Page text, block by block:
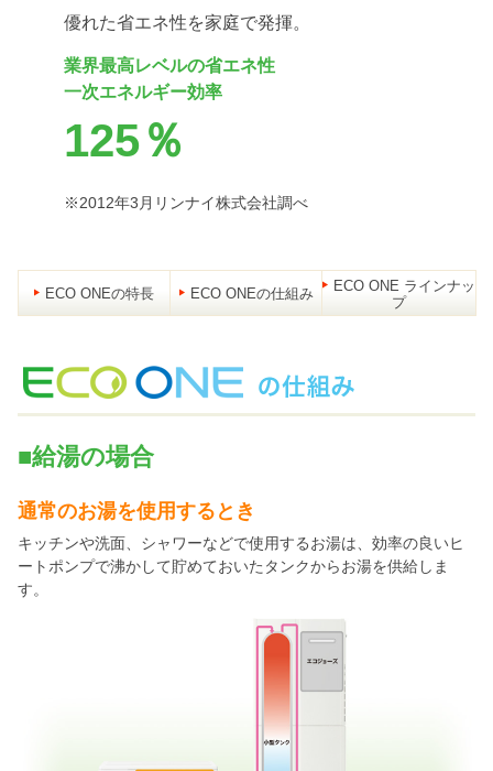
優れた省エネ性を家庭で発揮。
業界最高レベルの省エネ性
一次エネルギー効率
125％
※2012年3月リンナイ株式会社調べ
ECO ONEの特長 ECO ONEの仕組み
ECO ONE ラインナッ
プ
■給湯の場合
通常のお湯を使用するとき
キッチンや洗面、シャワーなどで使用するお湯は、効率の良いヒ
ートポンプで沸かして貯めておいたタンクからお湯を供給しま
す。